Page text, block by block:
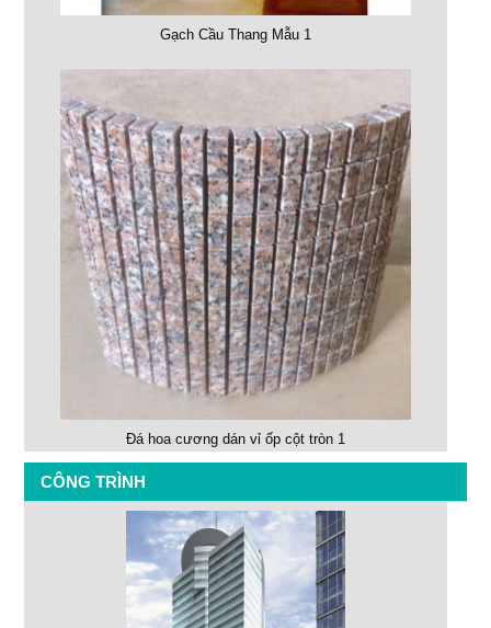
Gạch Cầu Thang Mẫu 1
Đá hoa cương dán vỉ ốp cột tròn 1
CÔNG TRÌNH